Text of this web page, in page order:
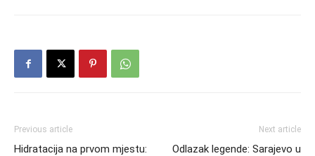
Previous article
Hidratacija na prvom mjestu:
Next article
Odlazak legende: Sarajevo u